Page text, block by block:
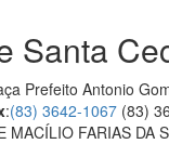
Santa
Prefeito Antonio
:(83) 3642-1067 (83)
MACÍLIO FARIAS DA